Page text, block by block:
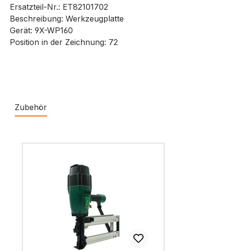
Ersatzteil-Nr.: ET82101702
Beschreibung: Werkzeugplatte
Gerät: 9X-WP160
Position in der Zeichnung: 72
Zubehör